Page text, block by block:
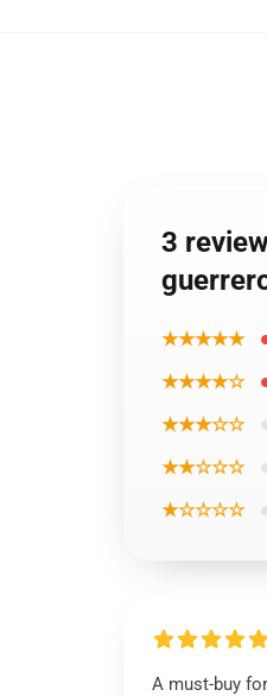
3
★★★★★
★★★★☆
★★★☆☆
★★☆☆☆
★☆☆☆☆
A must-buy